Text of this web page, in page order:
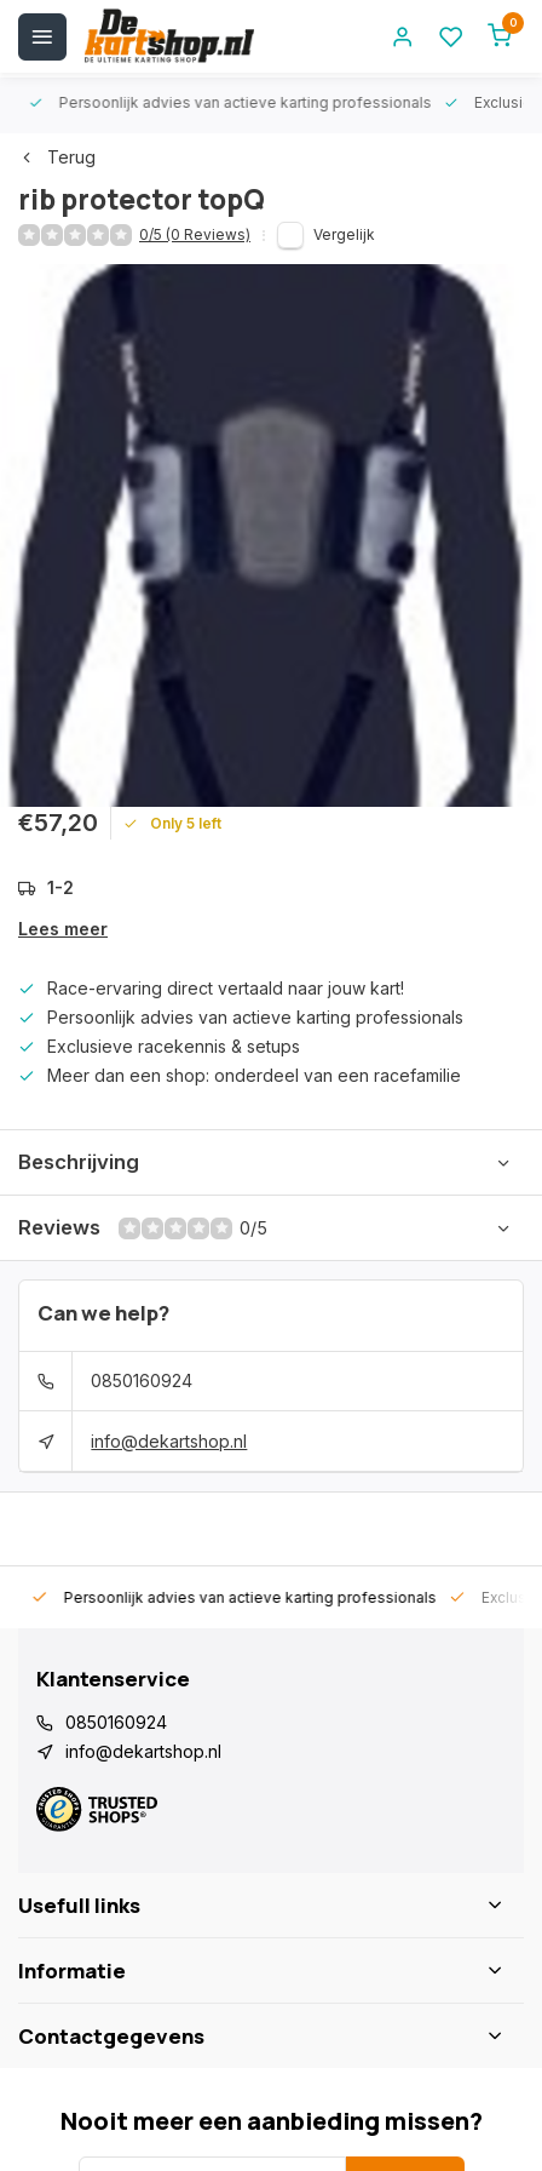
0
Persoonlijk advies van actieve karting professionals
Terug
rib protector topQ
0/5 (0 Reviews) Vergelijk
€57,20 Only 5 left
1-2
Lees meer
Race-ervaring direct vertaald naar jouw kart!
Persoonlijk advies van actieve karting professionals
Exclusieve racekennis & setups
Meer dan een shop: onderdeel van een racefamilie
Beschrijving
Reviews 0/5
Can we help?
0850160924
info@dekartshop.nl
Persoonlijk advies van actieve karting professionals
Klantenservice
0850160924
info@dekartshop.nl
Usefull links
Informatie
Contactgegevens
Nooit meer een aanbieding missen?